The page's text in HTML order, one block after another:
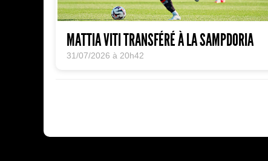
MATTIA VITI TRANSFÉRÉ À LA SAMPDORIA
31/07/2026 à 20h42